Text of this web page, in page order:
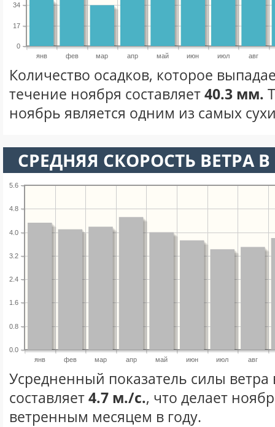
янв фев мар апр май июн июл авг
0
17
34
Количество осадков, которое
течение ноября составляет40.3 мм.
ноябрь является одним из самых
СРЕДНЯЯ СКОРОСТЬ ВЕТРА
янв фев мар апр май июн июл авг
0.0
0.8
1.6
2.4
3.2
4.0
4.8
5.6
Усредненный показатель силы ветра
составляет4.7 м./с., что делает
ветренным месяцем в году.